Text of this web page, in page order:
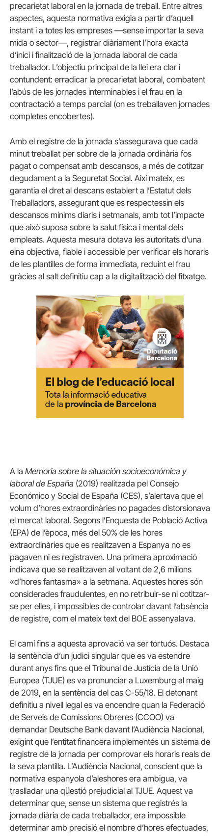
precarietat laboral en la jornada de treball. Entre altres
aspectes, aquesta normativa exigia a partir d’aquell
instant i a totes les empreses —sense importar la seva
mida o sector—, registrar diàriament l’hora exacta
d’inici i finalització de la jornada laboral de cada
treballador. L’objectiu principal de la llei era clar i
contundent: erradicar la precarietat laboral, combatent
l’abús de les jornades interminables i el frau en la
contractació a temps parcial (on es treballaven jornades
completes encobertes).
Amb el registre de la jornada s’assegurava que cada
minut treballat per sobre de la jornada ordinària fos
pagat o compensat amb descansos, a més de cotitzar
degudament a la Seguretat Social. Així mateix, es
garantia el dret al descans establert a l’Estatut dels
Treballadors, assegurant que es respectessin els
descansos mínims diaris i setmanals, amb tot l’impacte
que això suposa sobre la salut física i mental dels
empleats. Aquesta mesura dotava les autoritats d’una
eina objectiva, fiable i accessible per verificar els horaris
de les plantilles de forma immediata, reduint el frau
gràcies al salt definitiu cap a la digitalització del fitxatge.
A la Memoria sobre la situación socioeconómica y
laboral de España (2019) realitzada pel Consejo
Económico y Social de España (CES), s’alertava que el
volum d’hores extraordinàries no pagades distorsionava
el mercat laboral. Segons l’Enquesta de Població Activa
(EPA) de l’època, més del 50% de les hores
extraordinàries que es realitzaven a Espanya no es
pagaven ni es registraven. Una primera aproximació
indicava que se realitzaven al voltant de 2,6 milions
«d’hores fantasma» a la setmana. Aquestes hores són
considerades fraudulentes, en no retribuir-se ni cotitzar-
se per elles, i impossibles de controlar davant l’absència
de registre, com el mateix text del BOE assenyalava.
El camí fins a aquesta aprovació va ser tortuós. Destaca
la sentència d’un judici singular que es va estendre
durant anys fins que el Tribunal de Justícia de la Unió
Europea (TJUE) es va pronunciar a Luxemburg al maig
de 2019, en la sentència del cas C-55/18. El detonant
definitiu a nivell legal es va encendre quan la Federació
de Serveis de Comissions Obreres (CCOO) va
demandar Deutsche Bank davant l’Audiència Nacional,
exigint que l’entitat financera implementés un sistema de
registre de la jornada per comprovar els horaris reals de
la seva plantilla. L’Audiència Nacional, conscient que la
normativa espanyola d’aleshores era ambigua, va
traslladar una qüestió prejudicial al TJUE. Aquest va
determinar que, sense un sistema que registrés la
jornada diària de cada treballador, era impossible
determinar amb precisió el nombre d’hores efectuades,